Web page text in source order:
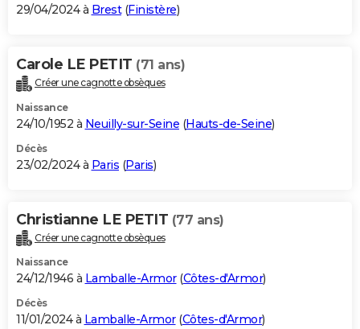
29/04/2024 à Brest(Finistère)
Carole LE PETIT (71 ans)
Créer une cagnotte obsèques
Naissance
24/10/1952 à Neuilly-sur-Seine (Hauts-de-Seine)
Décès
23/02/2024 à Paris (Paris)
Christianne LE PETIT (77 ans)
Créer une cagnotte obsèques
Naissance
24/12/1946 à Lamballe-Armor(Côtes-d'Armor)
Décès
11/01/2024 à Lamballe-Armor(Côtes-d'Armor)